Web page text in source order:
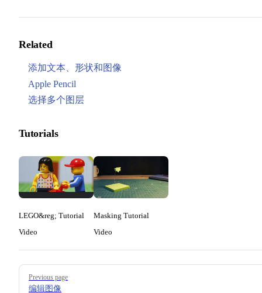
Related
添加文本、形状和图像
Apple Pencil
选择多个图层
Tutorials
LEGO&reg; Tutorial
Video
Masking Tutorial
Video
Pager
Previous page
编辑图像